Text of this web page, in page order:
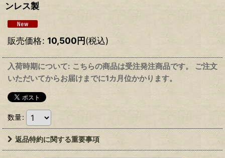
ンレス製
販売価格: 10,500円(税込)
入荷時期について: こちらの商品は受注発注商品です。 ご注文
いただいてからお届けまでに1カ月位かかります。
数量:
返品特約に関する重要事項